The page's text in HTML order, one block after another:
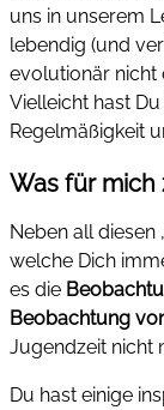
uns in unserem
lebendig (und
evolutionär nicht
Vielleicht hast
Regelmäßigkeit
Was für mich
Neben all
welche Dich
es die
Beobachtung
Jugendzeit nicht
Du hast einige